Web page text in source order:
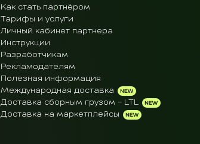
Как стать партнёром
Тарифы и услуги
Личный кабинет партнера
Инструкции
Разработчикам
Рекламодателям
Полезная информация
Международная доставка
Доставка сборным грузом - LTL
Доставка на маркетплейсы